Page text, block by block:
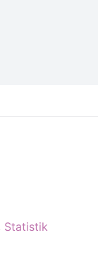
Statistik